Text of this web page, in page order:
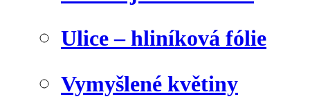
Ulice – hliníková fólie
Vymyšlené květiny